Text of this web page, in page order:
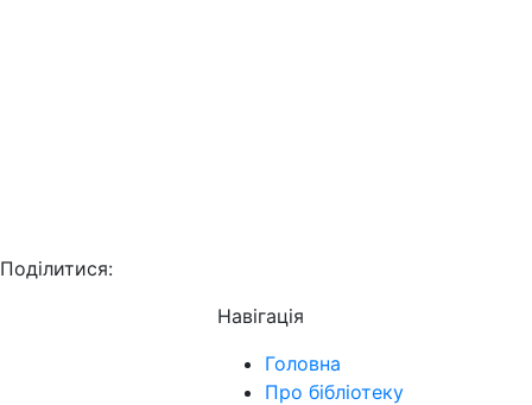
Поділитися:
Навігація
Головна
Про бібліотеку